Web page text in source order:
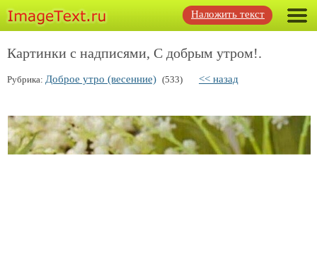
Наложить текст
Картинки с надписями, С добрым утром!.
Рубрика: Доброе утро (весенние) (533) << назад